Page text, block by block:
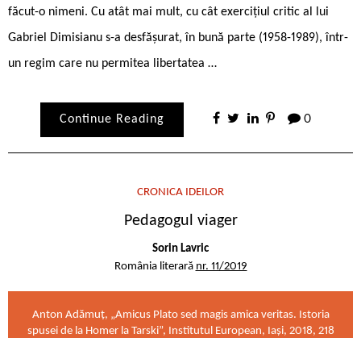
făcut-o nimeni. Cu atât mai mult, cu cât exercițiul critic al lui
Gabriel Dimisianu s-a desfășurat, în bună parte (1958-1989), într-
un regim care nu permitea libertatea …
Continue Reading 0
CRONICA IDEILOR
Pedagogul viager
Sorin Lavric
România literară nr. 11/2019
Anton Adămuț, „Amicus Plato sed magis amica veritas. Istoria
spusei de la Homer la Tarski”, Institutul European, Iași, 2018, 218